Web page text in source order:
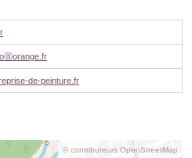
de-peinture.fr
© contributeurs OpenStreetMap